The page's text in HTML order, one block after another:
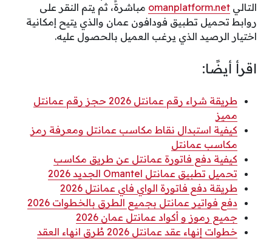
التالي omanplatform.net مباشرةً، ثم يتم النقر على
روابط تحميل تطبيق فودافون عمان والذي يتيح إمكانية
اختيار الرصيد الذي يرغب العميل بالحصول عليه.
اقرأ أيضًا:
طريقة شراء رقم عمانتل 2026 حجز رقم عمانتل
مميز
كيفية استبدال نقاط مكاسب عمانتل ومعرفة رمز
مكاسب عمانتل
كيفية دفع فاتورة عمانتل عن طريق مكاسب
تحميل تطبيق عمانتل Omantel الجديد 2026
طريقة دفع فاتورة الواي فاي عمانتل 2026
دفع فواتير عمانتل بجميع الطرق بالخطوات 2026
جميع رموز و أكواد عمانتل عمان 2026
خطوات إنهاء عقد عمانتل 2026 طُرق انهاء العقد